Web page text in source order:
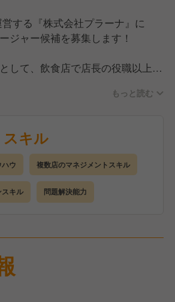
する『株式会社プラーナ』に
ジャー候補を募集します！
して、飲食店で店長の役職以上の
のある方は大歓迎です！
補として運営店に配属、基本的な
す。
オペレーションに関しては特別な
ませんので、ご安心ください！
きたら店舗の運営業務を任せてい
お店も含めたマネジメントに携わ
ので、経験を活かしてチャレンジ
ひご応募ください！
もっと読む
キル
ウ 複数店のマネジメントスキル
スキル 問題解決能力